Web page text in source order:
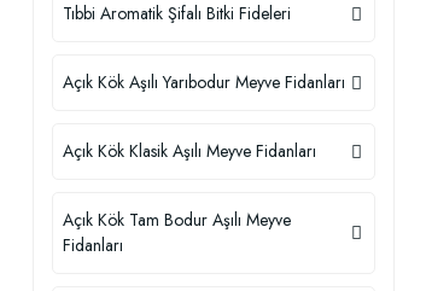
Tıbbi Aromatik Şifalı Bitki Fideleri
Açık Kök Aşılı Yarıbodur Meyve Fidanları
Açık Kök Klasik Aşılı Meyve Fidanları
Açık Kök Tam Bodur Aşılı Meyve
Fidanları